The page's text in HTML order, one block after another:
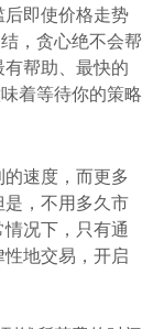
即使价格走势
，贪心绝不会帮
帮助、最快的
着等待你的策略
速度，而更多
，不用多久市
况下，只有通
地交易，开启